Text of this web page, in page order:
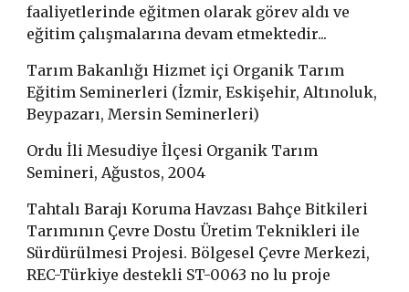
faaliyetlerinde eğitmen olarak görev aldı ve
eğitim çalışmalarına devam etmektedir...
Tarım Bakanlığı Hizmet içi Organik Tarım
Eğitim Seminerleri (İzmir, Eskişehir, Altınoluk,
Beypazarı, Mersin Seminerleri)
Ordu İli Mesudiye İlçesi Organik Tarım
Semineri, Ağustos, 2004
Tahtalı Barajı Koruma Havzası Bahçe Bitkileri
Tarımının Çevre Dostu Üretim Teknikleri ile
Sürdürülmesi Projesi. Bölgesel Çevre Merkezi,
REC-Türkiye destekli ST-0063 no lu proje